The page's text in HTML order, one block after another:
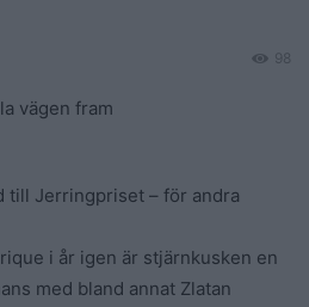
98
till Jerringpriset – för andra
i år igen är stjärnkusken en
med bland annat Zlatan